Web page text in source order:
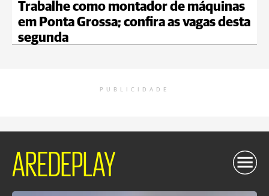
Trabalhe como montador de máquinas
em Ponta Grossa; confira as vagas desta
segunda
PUBLICIDADE
AREDEPLAY